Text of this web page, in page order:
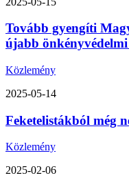
Tovább gyengíti
újabb
Közlemény
2025-05-14
Feketelistákból még
Közlemény
2025-02-06